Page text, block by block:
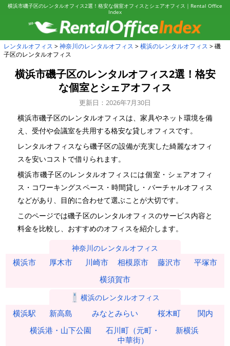
横浜市磯子区のレンタルオフィス2選！格安な個室オフィスとシェアオフィス｜Rental Office
Index
レンタルオフィス 神奈川のレンタルオフィス 横浜のレンタルオフィス
磯
子区のレンタルオフィス
横浜市磯子区のレンタルオフィス2選！格安
な個室とシェアオフィス
更新日：2026年7月30日
横浜市磯子区のレンタルオフィスは、家具やネット環境を備
え、受付や会議室を共用する格安な貸しオフィスです。
レンタルオフィスなら磯子区の設備が充実した綺麗なオフィ
スを安いコストで借りられます。
横浜市磯子区のレンタルオフィスには個室・シェアオフィ
ス・コワーキングスペース・時間貸し・バーチャルオフィス
などがあり、目的に合わせて選ぶことが大切です。
このページでは磯子区のレンタルオフィスのサービス内容と
料金を比較し、おすすめのオフィスを紹介します。
神奈川のレンタルオフィス
横浜市 厚木市 川崎市 相模原市 藤沢市
平塚市
横須賀市
横浜のレンタルオフィス
横浜駅 新高島 みなとみらい 桜木町
関内
横浜港・山下公園
石川町（元町・
中華街）
新横浜